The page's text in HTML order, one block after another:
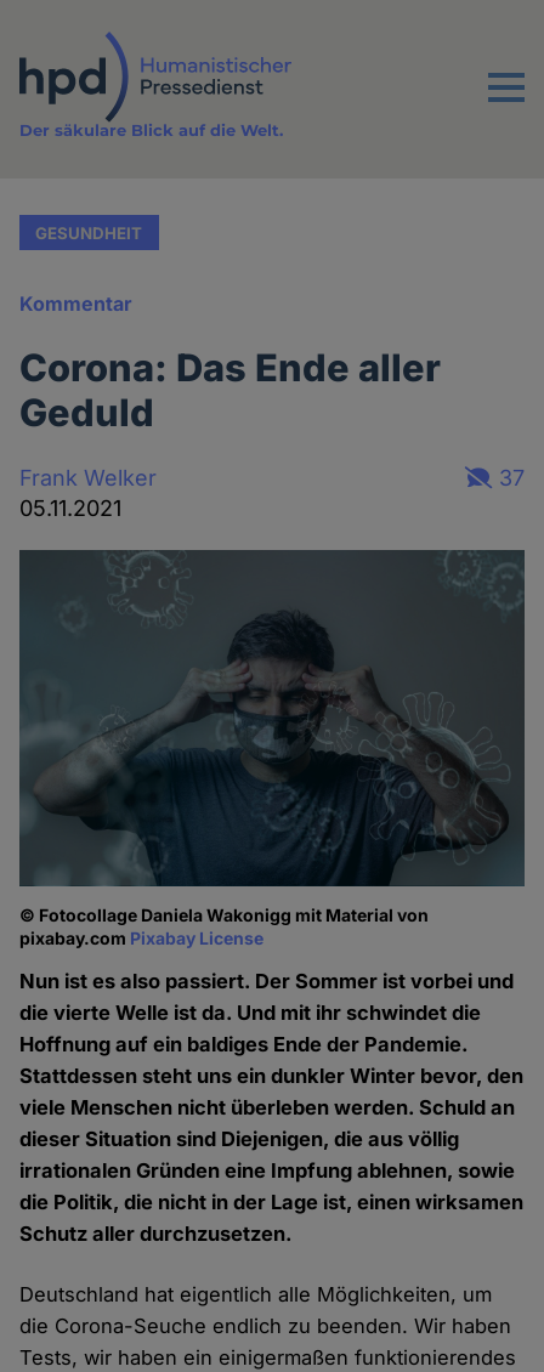
Inhalt
Menu
Der säkulare Blick auf die Welt.
GESUNDHEIT
Kommentar
Corona: Das Ende aller
Geduld
Frank Welker
05.11.2021
37
© Fotocollage Daniela Wakonigg mit Material von
pixabay.com Pixabay License
Nun ist es also passiert. Der Sommer ist vorbei und
die vierte Welle ist da. Und mit ihr schwindet die
Hoffnung auf ein baldiges Ende der Pandemie.
Stattdessen steht uns ein dunkler Winter bevor, den
viele Menschen nicht überleben werden. Schuld an
dieser Situation sind Diejenigen, die aus völlig
irrationalen Gründen eine Impfung ablehnen, sowie
die Politik, die nicht in der Lage ist, einen wirksamen
Schutz aller durchzusetzen.
Deutschland hat eigentlich alle Möglichkeiten, um
die Corona-Seuche endlich zu beenden. Wir haben
Tests, wir haben ein einigermaßen funktionierendes